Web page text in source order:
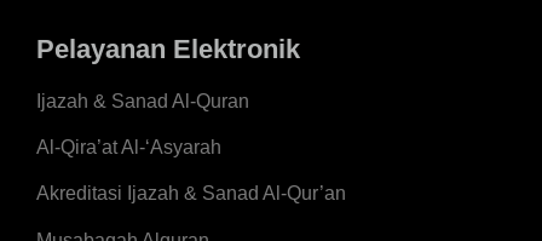
Pelayanan Elektronik
Ijazah & Sanad Al-Quran
Al-Qira’at Al-‘Asyarah
Akreditasi Ijazah & Sanad Al-Qur’an